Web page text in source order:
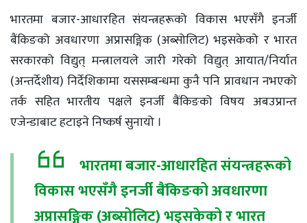
भारतमा बजार-आधारहित संयन्त्रहरूको विकास भएसँगै इनर्जी
बैंकिङको अवधारणा अप्रासङ्गिक (अब्सोलिट) भइसकेको र भारत
सरकारको विद्युत् मन्त्रालयले जारी गरेको विद्युत् आयात/निर्यात
(अन्तर्देशीय) निर्देशिकामा यससम्बन्धमा कुनै पनि प्रावधान नभएको
तर्क सहित भारतीय पक्षले इनर्जी बैंकिङको विषय अबउप्रान्त
एजेन्डाबाट हटाइने निष्कर्ष सुनायो ।
भारतमा बजार-आधारहित संयन्त्रहरूको
विकास भएसँगै इनर्जी बैंकिङको अवधारणा
अप्रासङ्गिक (अब्सोलिट) भइसकेको र भारत